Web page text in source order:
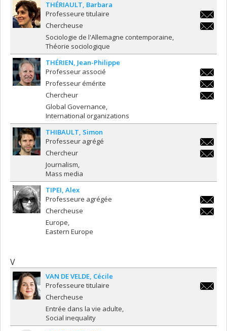
THÉRIAULT Barbara
Professeure titulaire
Chercheuse
Sociologie de l'Allemagne contemporaine
Théorie sociologique
THÉRIEN Jean-Philippe
jean-
Professeur associé
jean-
Professeur émérite
Chercheur
Global Governance
International organizations
THIBAULT Simon
Professeur agrégé
Chercheur
Journalism
Mass media
TIPEI Alex
Professeure agrégée
Chercheuse
Europe
Eastern Europe
V
VAN DE VELDE Cécile
Professeure titulaire
Chercheuse
Entrée dans la vie adulte
Social inequality